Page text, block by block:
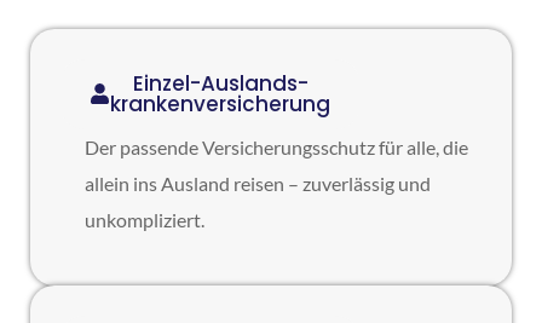
Einzel-Auslands-
krankenversicherung
Der passende Versicherungsschutz für alle, die
allein ins Ausland reisen – zuverlässig und
unkompliziert.